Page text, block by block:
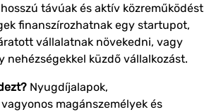
távúak és aktív közreműködést
finanszírozhatnak egy startupot,
vállalatnak növekedni, vagy
nehézségekkel küzdő vállalkozást.
Nyugdíjalapok,
magánszemélyek és